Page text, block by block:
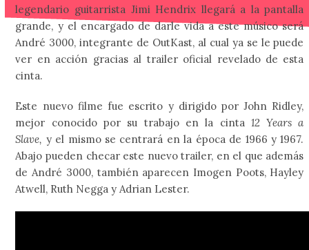
legendario guitarrista Jimi Hendrix llegará a la pantalla
grande, y el encargado de darle vida a este músico será
André 3000, integrante de OutKast, al cual ya se le puede
ver en acción gracias al trailer oficial revelado de esta
cinta.
Este nuevo filme fue escrito y dirigido por John Ridley,
mejor conocido por su trabajo en la cinta 12 Years a
Slave, y el mismo se centrará en la época de 1966 y 1967.
Abajo pueden checar este nuevo trailer, en el que además
de André 3000, también aparecen Imogen Poots, Hayley
Atwell, Ruth Negga y Adrian Lester.